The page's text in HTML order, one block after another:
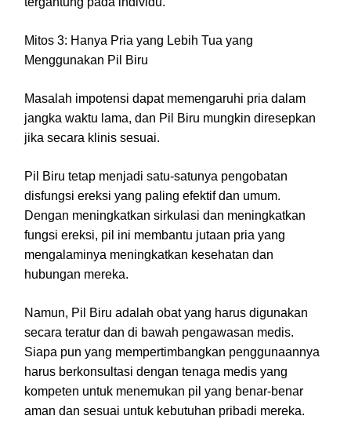
Mitos 3: Hanya Pria yang Lebih Tua yang
Menggunakan Pil Biru
Masalah impotensi dapat memengaruhi pria dalam
jangka waktu lama, dan Pil Biru mungkin diresepkan
jika secara klinis sesuai.
Pil Biru tetap menjadi satu-satunya pengobatan
disfungsi ereksi yang paling efektif dan umum.
Dengan meningkatkan sirkulasi dan meningkatkan
fungsi ereksi, pil ini membantu jutaan pria yang
mengalaminya meningkatkan kesehatan dan
hubungan mereka.
Namun, Pil Biru adalah obat yang harus digunakan
secara teratur dan di bawah pengawasan medis.
Siapa pun yang mempertimbangkan penggunaannya
harus berkonsultasi dengan tenaga medis yang
kompeten untuk menemukan pil yang benar-benar
aman dan sesuai untuk kebutuhan pribadi mereka.